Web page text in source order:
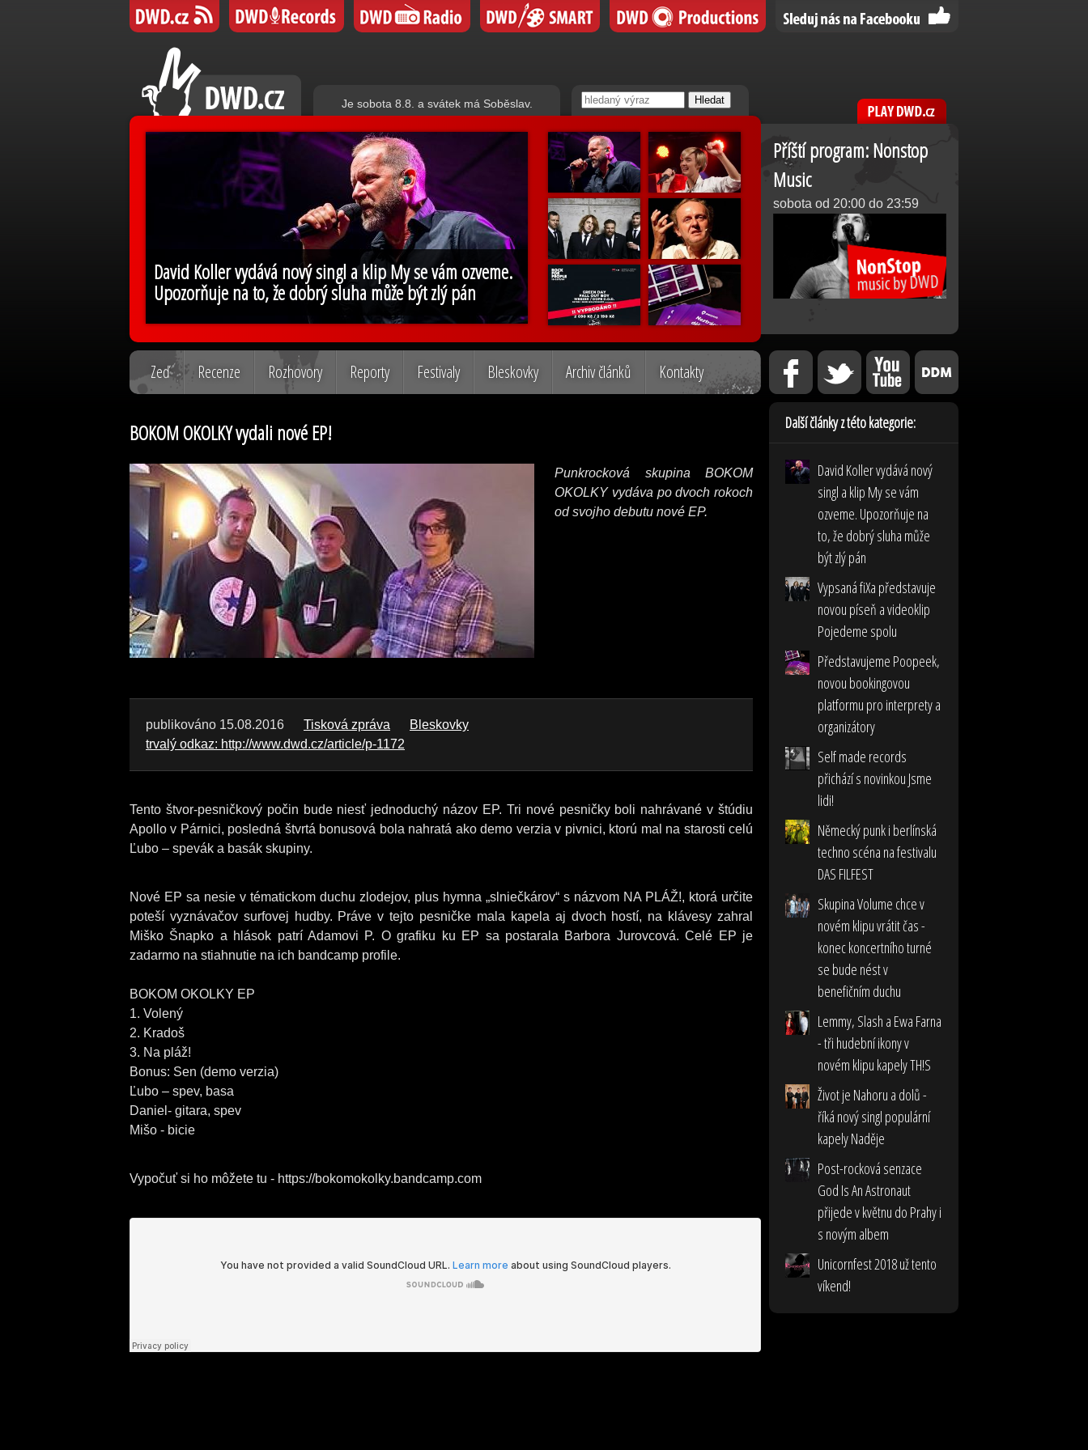
Je sobota 8.8. a svátek má Soběslav.
David Koller vydává nový singl a klip My se vám ozveme.
Upozorňuje na to, že dobrý sluha může být zlý pán
Příští program: Nonstop
Music
sobota od 20:00 do 23:59
Zeď Recenze Rozhovory Reporty Festivaly Bleskovky Archiv článků Kontakty
BOKOM OKOLKY vydali nové EP!
Punkrocková skupina BOKOM
OKOLKY vydáva po dvoch rokoch
od svojho debutu nové EP.
publikováno 15.08.2016 Tisková zpráva
Bleskovky
trvalý odkaz: http://www.dwd.cz/article/p-1172
Tento štvor-pesničkový počin bude niesť jednoduchý názov EP. Tri nové pesničky boli nahrávané v štúdiu
Apollo v Párnici, posledná štvrtá bonusová bola nahratá ako demo verzia v pivnici, ktorú mal na starosti celú
Ľubo – spevák a basák skupiny.
Nové EP sa nesie v tématickom duchu zlodejov, plus hymna „slniečkárov“ s názvom NA PLÁŽ!, ktorá určite
poteší vyznávačov surfovej hudby. Práve v tejto pesničke mala kapela aj dvoch hostí, na klávesy zahral
Miško Šnapko a hlások patrí Adamovi P. O grafiku ku EP sa postarala Barbora Jurovcová. Celé EP je
zadarmo na stiahnutie na ich bandcamp profile.
BOKOM OKOLKY EP
1. Volený
2. Kradoš
3. Na pláž!
Bonus: Sen (demo verzia)
Ľubo – spev, basa
Daniel- gitara, spev
Mišo - bicie
Vypočuť si ho môžete tu - https://bokomokolky.bandcamp.com
Další články z této kategorie:
David Koller vydává nový
singl a klip My se vám
ozveme. Upozorňuje na
to, že dobrý sluha může
být zlý pán
Vypsaná fiXa představuje
novou píseň a videoklip
Pojedeme spolu
Představujeme Poopeek,
novou bookingovou
platformu pro interprety a
organizátory
Self made records
přichází s novinkou Jsme
lidi!
Německý punk i berlínská
techno scéna na festivalu
DAS FILFEST
Skupina Volume chce v
novém klipu vrátit čas -
konec koncertního turné
se bude nést v
benefičním duchu
Lemmy, Slash a Ewa Farna
- tři hudební ikony v
novém klipu kapely TH!S
Život je Nahoru a dolů -
říká nový singl populární
kapely Naděje
Post-rocková senzace
God Is An Astronaut
přijede v květnu do Prahy i
s novým albem
Unicornfest 2018 už tento
víkend!